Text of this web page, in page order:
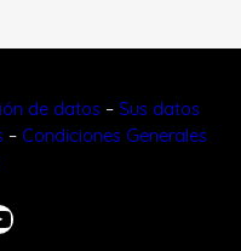
de datos – Sus datos
– Condiciones Generales